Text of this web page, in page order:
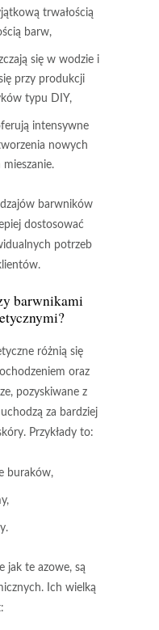
trwałością
barw,
się w wodzie i
przy produkcji
typu DIY,
intensywne
nowych
barwników
dostosować
potrzeb
barwnikami
różnią się
oraz
pozyskiwane z
za bardziej
Przykłady to:
buraków,
jak te azowe, są
Ich wielką